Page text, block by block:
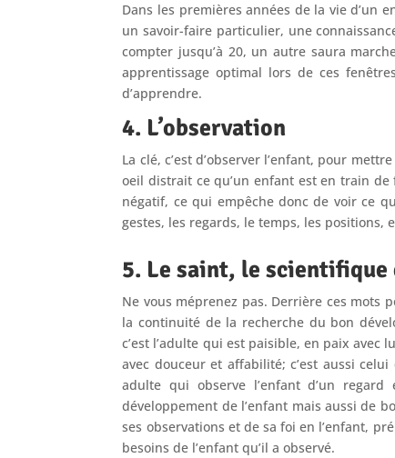
Dans les premières années de la vie d’un
un savoir-faire particulier, une
compter jusqu’à 20, un autre saura
apprentissage optimal lors de ces
d’apprendre.
4. L’observation
La clé, c’est d’observer l’enfant, pour
oeil distrait ce qu’un enfant est en train
négatif, ce qui empêche donc de voir ce
gestes, les regards, le temps, les positions,
5. Le saint, le
Ne vous méprenez pas. Derrière ces mots
la continuité de la recherche du bon
c’est l’adulte qui est paisible, en paix avec
avec douceur et affabilité; c’est aussi
adulte qui observe l’enfant d’un
développement de l’enfant mais aussi de
ses observations et de sa foi en l’enfant,
besoins de l’enfant qu’il a observé.